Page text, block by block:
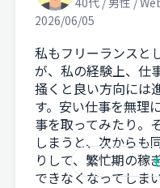
2026/06/05
私もフリーランスと
が、私の経験上、仕
掻くと良い方向には
す。安い仕事を無理
事を取ってみたり。
しまうと、次からも
りして、繁忙期の稼
できなくなってしま